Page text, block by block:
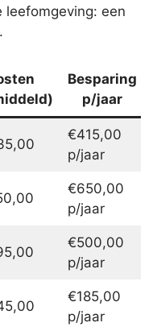
leefomgeving: een
Besparing
p/jaar
€415,00
p/jaar
€650,00
p/jaar
€500,00
p/jaar
€185,00
p/jaar